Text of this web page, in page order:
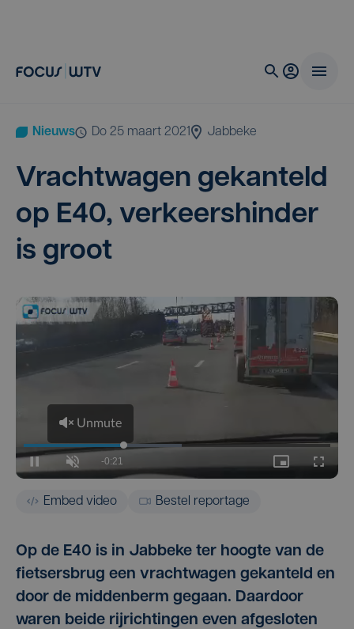
Nieuws do 25 maart 2021 Jabbeke
Vracht­wa­gen gekan­teld
op E40, ver­keers­hin­der
is groot
Embed video Bestel reportage
Op de E40 is in Jabbeke ter hoogte van de
fietsersbrug een vrachtwagen gekanteld en
door de middenberm gegaan. Daardoor
waren beide rijrichtingen even afgesloten